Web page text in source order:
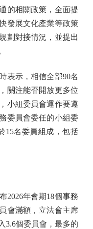
的相關政策，全面提
發展文化產業等政策
劃對接情況，並提出
示，相信全部90名
關注能否開放更多位
小組委員會運作要遵
委員會委任的小組委
15名委員組成，包括
年會期18個事務
會滿額，立法會主席
3.6個委員會，最多的